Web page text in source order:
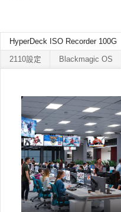
HyperDeck ISO Recorder 100G
2110設定 Blackmagic OS